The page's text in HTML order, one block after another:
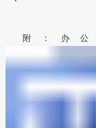
附：办